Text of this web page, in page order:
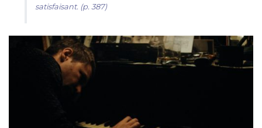
satisfaisant. (p. 387)